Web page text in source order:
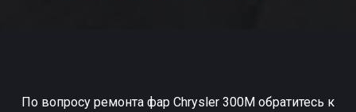
По вопросу ремонта фар Chrysler 300M обратитесь к